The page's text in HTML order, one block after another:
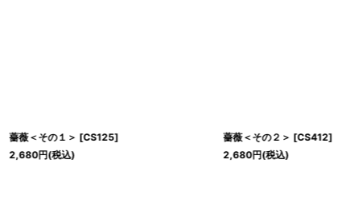
薔薇＜その１＞ [CS125]
2,680円(税込)
薔薇＜その２＞ [CS412]
2,680円(税込)